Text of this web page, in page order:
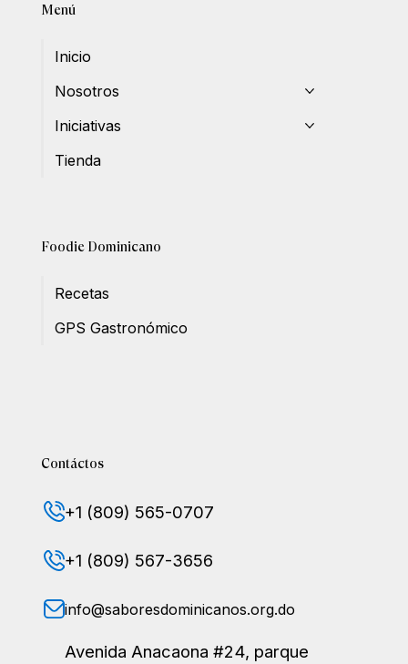
Menú
Inicio
Nosotros
Iniciativas
Tienda
Foodie Dominicano
Recetas
GPS Gastronómico
Contáctos
+1 (809) 565-0707
+1 (809) 567-3656
info@saboresdominicanos.org.do
Avenida Anacaona #24, parque